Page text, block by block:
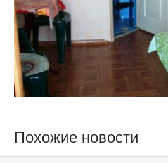
Похожие новости